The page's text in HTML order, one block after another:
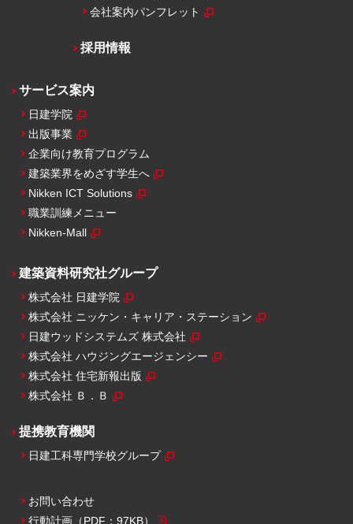
会社案内パンフレット
採用情報
サービス案内
日建学院
出版事業
企業向け教育プログラム
建築業界をめざす学生へ
Nikken ICT Solutions
職業訓練メニュー
Nikken-Mall
建築資料研究社グループ
株式会社 日建学院
株式会社 ニッケン・キャリア・ステーション
日建ウッドシステムズ 株式会社
株式会社 ハウジングエージェンシー
株式会社 住宅新報出版
株式会社 Ｂ．Ｂ
提携教育機関
日建工科専門学校グループ
お問い合わせ
行動計画 （PDF：97KB）